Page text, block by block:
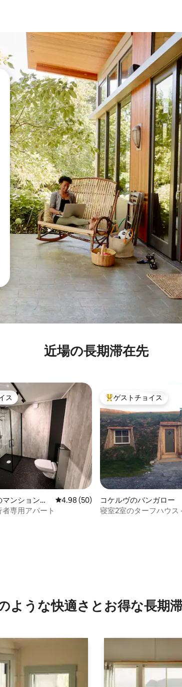
か、画面をタッチまたはスワイプして検索結果を確認
近場の長期滞在先
星の平均評価
チョイスです。
ス
ンション・
レビュー50件、5つ星中4.98つ星の平
4.98 (50)
専用アパート
大好評のゲストチョイス
ゲストチョイス
コケルヴのバンガロー
寝室2室のターフハウス
ような快⁠適⁠さ⁠とお⁠得⁠な長⁠期⁠